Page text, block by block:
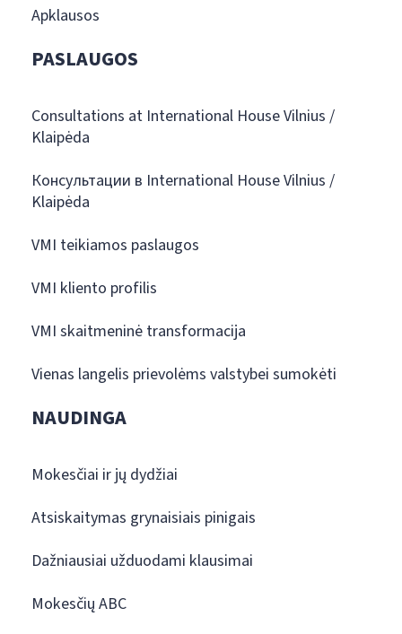
Apklausos
PASLAUGOS
Consultations at International House Vilnius /
Klaipėda
Консультации в International House Vilnius /
Klaipėda
VMI teikiamos paslaugos
VMI kliento profilis
VMI skaitmeninė transformacija
Vienas langelis prievolėms valstybei sumokėti
NAUDINGA
Mokesčiai ir jų dydžiai
Atsiskaitymas grynaisiais pinigais
Dažniausiai užduodami klausimai
Mokesčių ABC